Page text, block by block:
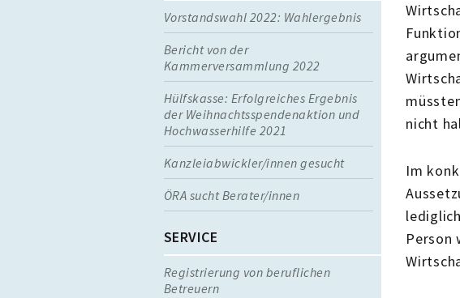
Vorstandswahl 2022: Wahlergebnis
Bericht von der
Kammerversammlung 2022
Hülfskasse: Erfolgreiches Ergebnis
der Weihnachtsspendenaktion und
Hochwasserhilfe 2021
Kanzleiabwickler/innen gesucht
ÖRA sucht Berater/innen
SERVICE
Registrierung von beruflichen
Betreuern
nicht
Im
Person